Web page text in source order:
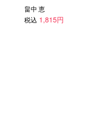
畠中 恵
税込 1,815円